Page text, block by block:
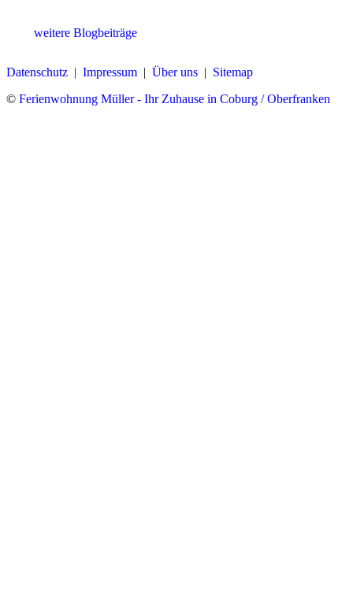
weitere Blogbeiträge
Datenschutz | Impressum | Über uns | Sitemap
© Ferienwohnung Müller - Ihr Zuhause in Coburg / Oberfranken